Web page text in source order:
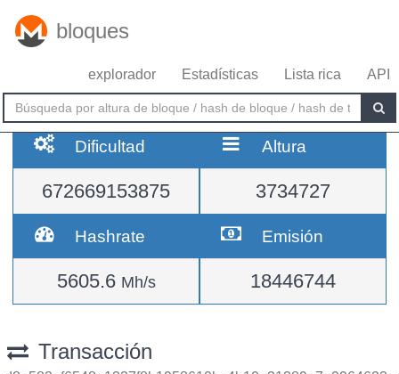
bloques
explorador Estadísticas Lista rica API
Dificultad
672669153875
Altura
3734727
Hashrate
5605.6 Mh/s
Emisión
18446744
Transacción